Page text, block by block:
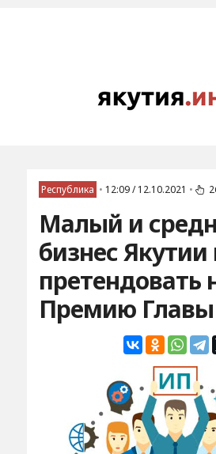
Республика • 12:09 / 12.10.2021 •
Малый и
бизнес
претендовать
Премию